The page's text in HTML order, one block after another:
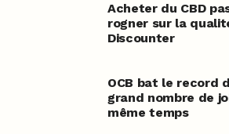
Acheter du CBD
rogner sur la
Discounter
OCB bat le record
grand nombre de
même temps